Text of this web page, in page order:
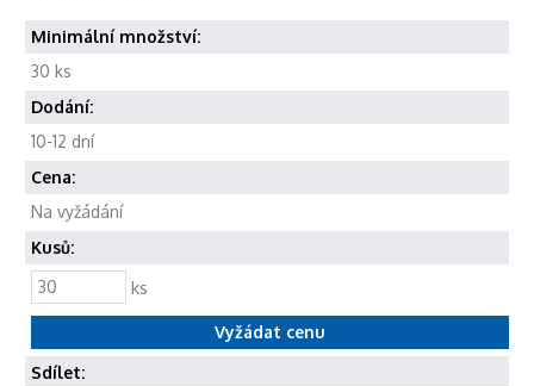
Minimální množství:
30 ks
Dodání:
10-12 dní
Cena:
Na vyžádání
Kusů:
ks
Sdílet: